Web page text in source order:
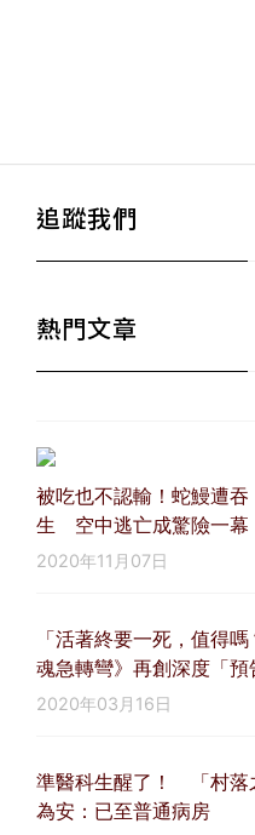
追蹤我們
熱門文章
被吃也不認輸！蛇鰻遭
生 空中逃亡成驚險一幕
2020年11月07日
「活著終要一死，值得
魂急轉彎》再創深度「預
2020年03月16日
準醫科生醒了！ 「村落
為安：已至普通病房